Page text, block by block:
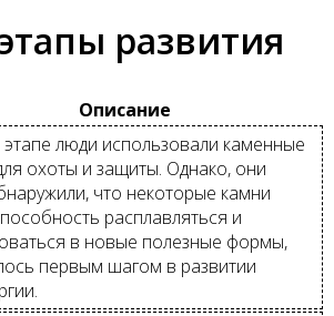
развития
Описание
люди использовали каменные
охоты и защиты. Однако, они
что некоторые камни
расплавляться и
в новые полезные формы,
первым шагом в развитии